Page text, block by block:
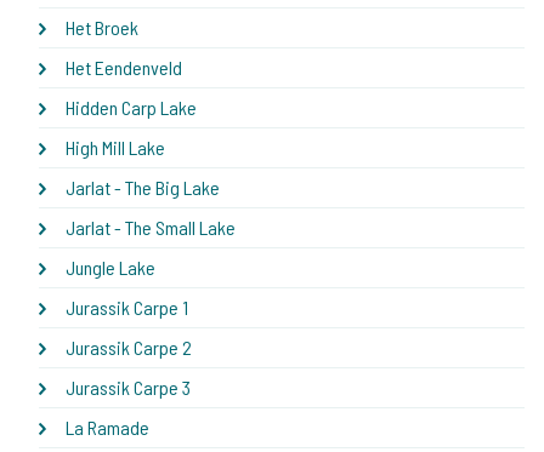
Het Broek
Het Eendenveld
Hidden Carp Lake
High Mill Lake
Jarlat - The Big Lake
Jarlat - The Small Lake
Jungle Lake
Jurassik Carpe 1
Jurassik Carpe 2
Jurassik Carpe 3
La Ramade